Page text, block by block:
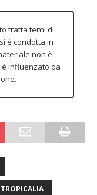
tratta temi di
è condotta in
non è
influenzato da